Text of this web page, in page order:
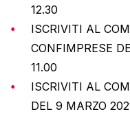
12.30
ISCRIVITI AL
CONFIMPRESE
11.00
ISCRIVITI AL
DEL 9 MARZO